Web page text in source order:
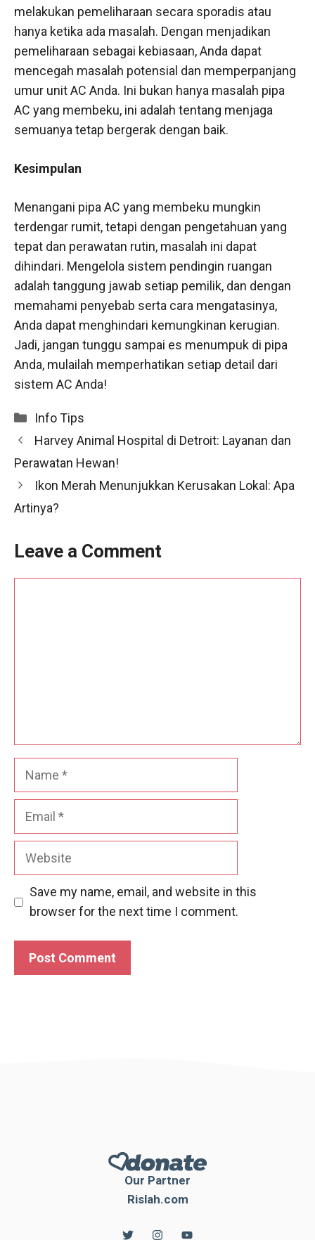
melakukan pemeliharaan secara sporadis atau
hanya ketika ada masalah. Dengan menjadikan
pemeliharaan sebagai kebiasaan, Anda dapat
mencegah masalah potensial dan memperpanjang
umur unit AC Anda. Ini bukan hanya masalah pipa
AC yang membeku, ini adalah tentang menjaga
semuanya tetap bergerak dengan baik.
Kesimpulan
Menangani pipa AC yang membeku mungkin
terdengar rumit, tetapi dengan pengetahuan yang
tepat dan perawatan rutin, masalah ini dapat
dihindari. Mengelola sistem pendingin ruangan
adalah tanggung jawab setiap pemilik, dan dengan
memahami penyebab serta cara mengatasinya,
Anda dapat menghindari kemungkinan kerugian.
Jadi, jangan tunggu sampai es menumpuk di pipa
Anda, mulailah memperhatikan setiap detail dari
sistem AC Anda!
Categories
Info Tips
Harvey Animal Hospital di Detroit: Layanan dan
Perawatan Hewan!
Ikon Merah Menunjukkan Kerusakan Lokal: Apa
Artinya?
Leave a Comment
Website
Save my name, email, and website in this
browser for the next time I comment.
Our Partner
Rislah.com